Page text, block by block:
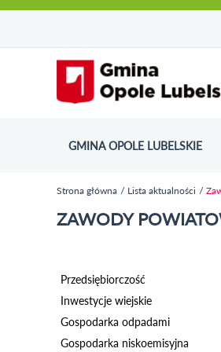
do
strony
do
menu
wyszukiwarki
ścieżki
nawigacyjnej
kategorii
aktualności
do
kalendarza
wydarzeń
do
galerii
do
stopki
GMINA OPOLE LUBELSKIE
Strona główna Lista aktualności
ZAWODY
Przedsiębiorczość
Inwestycje wiejskie
Gospodarka odpadami
Gospodarka niskoemisyjna